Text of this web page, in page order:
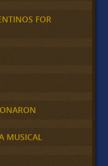
FOR
MUSICAL